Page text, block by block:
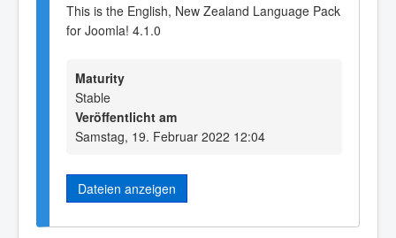
This is the English, New Zealand Language Pack
for Joomla! 4.1.0
Maturity
Stable
Veröffentlicht am
Samstag, 19. Februar 2022 12:04
Dateien anzeigen